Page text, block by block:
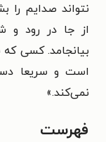
نتواند صدایم
از جا در رود و
بیانجامد. کسی که
است و سریعا
نمی‌کند.»
فهرست